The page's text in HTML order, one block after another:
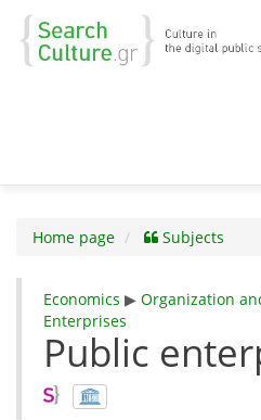
Home page Subjects
Economics ▶ Organization
Enterprises
Public